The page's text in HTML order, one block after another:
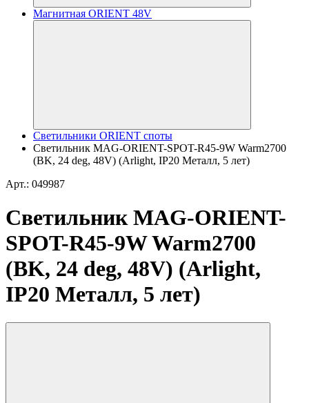
Магнитная ORIENT 48V
Светильники ORIENT споты
Светильник MAG-ORIENT-SPOT-R45-9W Warm2700
(BK, 24 deg, 48V) (Arlight, IP20 Металл, 5 лет)
Арт.: 049987
Светильник MAG-ORIENT-
SPOT-R45-9W Warm2700
(BK, 24 deg, 48V) (Arlight,
IP20 Металл, 5 лет)